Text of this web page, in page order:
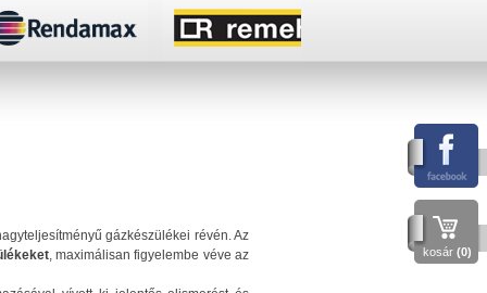
kosár (0)
gázkészülékei révén. Az
, maximálisan figyelembe véve az